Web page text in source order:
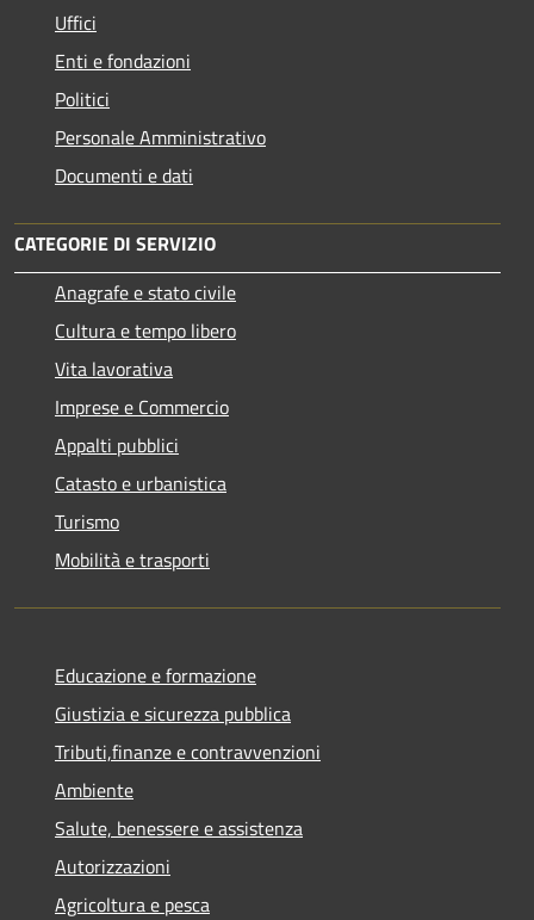
Uffici
Enti e fondazioni
Politici
Personale Amministrativo
Documenti e dati
CATEGORIE DI SERVIZIO
Anagrafe e stato civile
Cultura e tempo libero
Vita lavorativa
Imprese e Commercio
Appalti pubblici
Catasto e urbanistica
Turismo
Mobilità e trasporti
Educazione e formazione
Giustizia e sicurezza pubblica
Tributi,finanze e contravvenzioni
Ambiente
Salute, benessere e assistenza
Autorizzazioni
Agricoltura e pesca